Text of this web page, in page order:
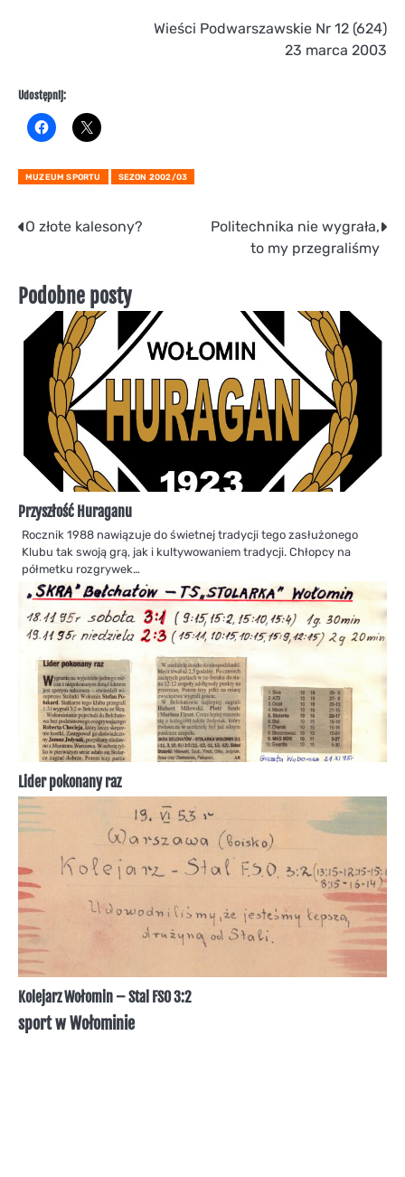
Wieści Podwarszawskie Nr 12 (624)
23 marca 2003
Udostępnij:
MUZEUM SPORTU SEZON 2002/03
Nawigacja
O złote kalesony?
Politechnika nie wygrała,
to my przegraliśmy
Podobne posty
Przyszłość Huraganu
Rocznik 1988 nawiązuje do świetnej tradycji tego zasłużonego
Klubu tak swoją grą, jak i kultywowaniem tradycji. Chłopcy na
półmetku rozgrywek…
Lider pokonany raz
Kolejarz Wołomin – Stal FSO 3:2
sport w Wołominie